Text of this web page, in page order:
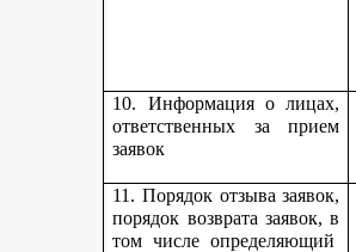
10. Информация о лицах,
ответственных за прием
заявок
11. Порядок отзыва заявок,
порядок возврата заявок, в
том числе определяющий